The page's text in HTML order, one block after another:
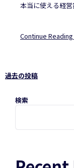
本当に使える経
Continue
投
過去の投稿
検索